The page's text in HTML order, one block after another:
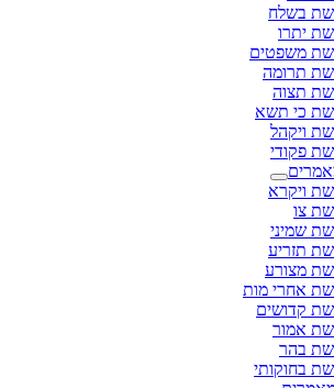
בשלח
יתרו
משפטים
תרומה
תצוה
כי תשא
ויקהל
פקודי
ויקרא
צו
שמיני
תזריע
מצורע
אחרי מות
קדושים
אמור
בהר
בחוקותי